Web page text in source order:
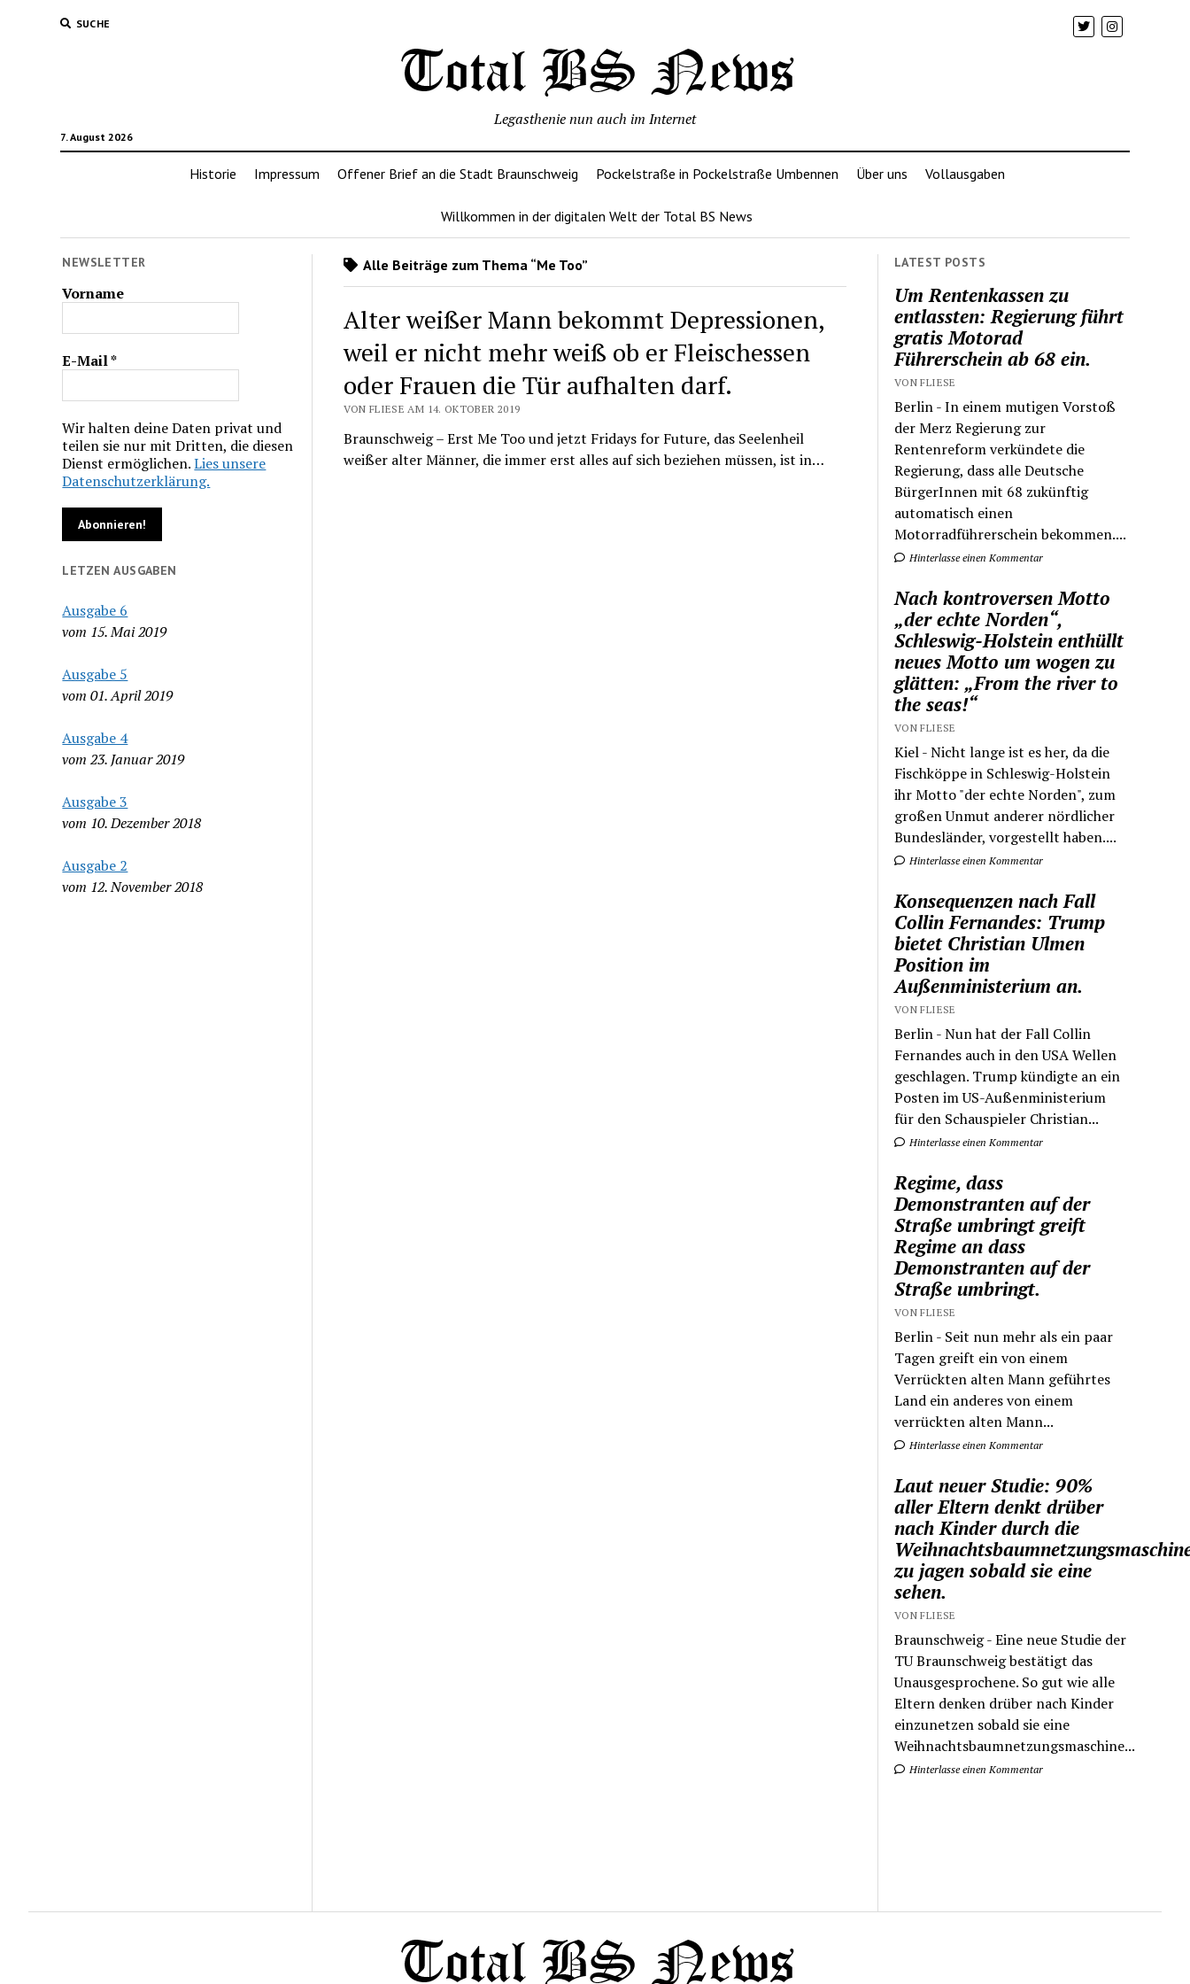
SUCHE
7. August 2026
Legasthenie nun auch im Internet
Historie Impressum Offener Brief an die Stadt Braunschweig Pockelstraße in Pockelstraße Umbennen Über uns Vollausgaben
Willkommen in der digitalen Welt der Total BS News
NEWSLETTER
Vorname
E-Mail*
Wir halten deine Daten privat und
teilen sie nur mit Dritten, die diesen
Dienst ermöglichen.Lies unsere
Datenschutzerklärung.
LETZEN AUSGABEN
Ausgabe 6
vom 15. Mai 2019
Ausgabe 5
vom 01. April 2019
Ausgabe 4
vom 23. Januar 2019
Ausgabe 3
vom 10. Dezember 2018
Ausgabe 2
vom 12. November 2018
Alle Beiträge zum Thema “Me Too”
Alter weißer Mann bekommt Depressionen,
weil er nicht mehr weiß ob er Fleischessen
oder Frauen die Tür aufhalten darf.
VON FLIESE AM 14. OKTOBER 2019
Braunschweig – Erst Me Too und jetzt Fridays for Future, das Seelenheil
weißer alter Männer, die immer erst alles auf sich beziehen müssen, ist in…
LATEST POSTS
Um Rentenkassen zu
entlassten: Regierung führt
gratis Motorad
Führerschein ab 68 ein.
VON FLIESE
Berlin - In einem mutigen Vorstoß
der Merz Regierung zur
Rentenreform verkündete die
Regierung, dass alle Deutsche
BürgerInnen mit 68 zukünftig
automatisch einen
Motorradführerschein bekommen....
Hinterlasse einen Kommentar
Nach kontroversen Motto
„der echte Norden“,
Schleswig-Holstein enthüllt
neues Motto um wogen zu
glätten: „From the river to
the seas!“
VON FLIESE
Kiel - Nicht lange ist es her, da die
Fischköppe in Schleswig-Holstein
ihr Motto "der echte Norden", zum
großen Unmut anderer nördlicher
Bundesländer, vorgestellt haben....
Hinterlasse einen Kommentar
Konsequenzen nach Fall
Collin Fernandes: Trump
bietet Christian Ulmen
Position im
Außenministerium an.
VON FLIESE
Berlin - Nun hat der Fall Collin
Fernandes auch in den USA Wellen
geschlagen. Trump kündigte an ein
Posten im US-Außenministerium
für den Schauspieler Christian...
Hinterlasse einen Kommentar
Regime, dass
Demonstranten auf der
Straße umbringt greift
Regime an dass
Demonstranten auf der
Straße umbringt.
VON FLIESE
Berlin - Seit nun mehr als ein paar
Tagen greift ein von einem
Verrückten alten Mann geführtes
Land ein anderes von einem
verrückten alten Mann...
Hinterlasse einen Kommentar
Laut neuer Studie: 90%
aller Eltern denkt drüber
nach Kinder durch die
zu jagen sobald sie eine
sehen.
VON FLIESE
Braunschweig - Eine neue Studie der
TU Braunschweig bestätigt das
Unausgesprochene. So gut wie alle
Eltern denken drüber nach Kinder
einzunetzen sobald sie eine
Weihnachtsbaumnetzungsmaschine...
Hinterlasse einen Kommentar